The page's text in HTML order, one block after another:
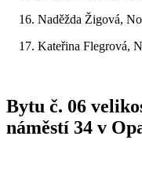
16. Naděžda Žigová,
17. Kateřina Flegrová,
Bytu č. 06
náměstí 34 v